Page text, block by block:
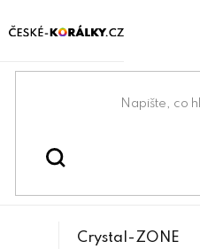
na
Domů
Bižuterní komponenty
Crystal-ZONE